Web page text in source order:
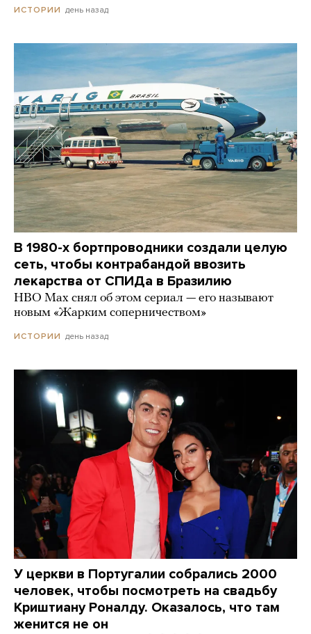
ИСТОРИИ день назад
В 1980-х бортпроводники создали целую
сеть, чтобы контрабандой ввозить
лекарства от СПИДа в Бразилию
HBO Max снял об этом сериал — его называют
новым «Жарким соперничеством»
ИСТОРИИ день назад
У церкви в Португалии собрались 2000
человек, чтобы посмотреть на свадьбу
Криштиану Роналду. Оказалось, что там
женится не он